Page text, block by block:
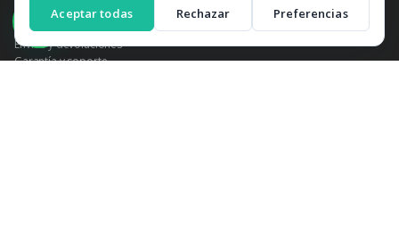
Aviso legal
Política de cookies
Envíos y devoluciones
Garantía y soporte
Aceptar todas Rechazar Preferencias